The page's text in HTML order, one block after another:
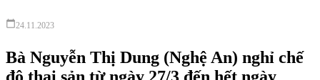
calendar_today24.11.2023
Bà Nguyễn Thị Dung (Nghệ An) nghỉ chế